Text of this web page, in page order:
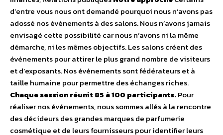
d’entre vous nous ont demandé pourquoi nous n’avons pas
adossé nos événements à des salons. Nous n’avons jamais
envisagé cette possibilité car nous n’avons ni la même
démarche, ni les mêmes objectifs. Les salons créent des
événements pour attirer le plus grand nombre de visiteurs
et d’exposants. Nos événements sont fédérateurs et à
taille humaine pour permettre des échanges riches.
Chaque session réunit 85 à 100 participants.Pour
réaliser nos événements, nous sommes allés à la rencontre
des décideurs des grandes marques de parfumerie
cosmétique et de leurs fournisseurs pour identifier leurs